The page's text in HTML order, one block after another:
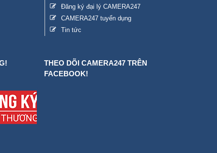
Đăng ký đại lý CAMERA247
CAMERA247 tuyển dụng
Tin tức
THEO DÕI CAMERA247 TRÊN
FACEBOOK!